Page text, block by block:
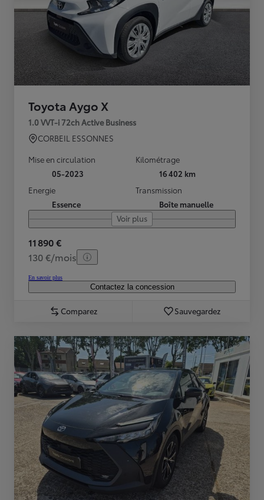
Toyota Aygo X
1.0 VVT-i 72ch Active Business
CORBEIL ESSONNES
Mise en circulation
05-2023
Kilométrage
16 402 km
Energie
Essence
Transmission
Boîte manuelle
Voir plus
11 890 €
130 €/mois
En savoir plus
Contactez la concession
Comparez Sauvegardez